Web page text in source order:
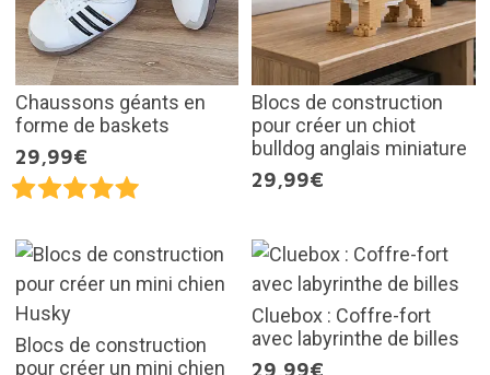
Chaussons géants en
forme de baskets
29,99€
Blocs de construction
pour créer un chiot
bulldog anglais miniature
29,99€
Blocs de construction
pour créer un mini chien
Cluebox : Coffre-fort
avec labyrinthe de billes
29,99€